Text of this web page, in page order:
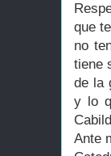
que
no
tiene
de la
y lo
Ante